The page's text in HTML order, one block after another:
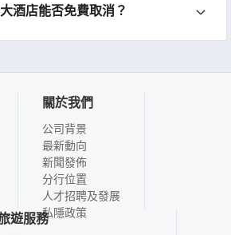
酒店能否免費取消？
關於我們
公司背景
最新動向
新聞發佈
分行位置
人才招聘及發展
私隱政策
遊服務